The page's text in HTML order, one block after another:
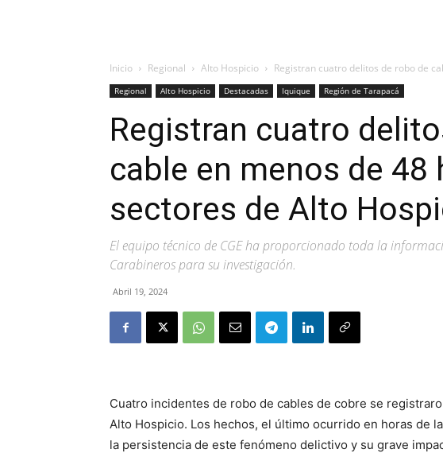
Inicio Regional Alto Hospicio Registran cuatro delitos de robo de
Regional Alto Hospicio Destacadas Iquique Región de Tarapacá
Registran cuatro
cable en menos de 48
sectores de Alto
El equipo técnico de CGE ha proporcionado toda la
Carabineros para su investigación.
Abril 19, 2024
Cuatro incidentes de robo de cables de cobre se
Alto Hospicio. Los hechos, el último ocurrido en horas de
la persistencia de este fenómeno delictivo y su grave